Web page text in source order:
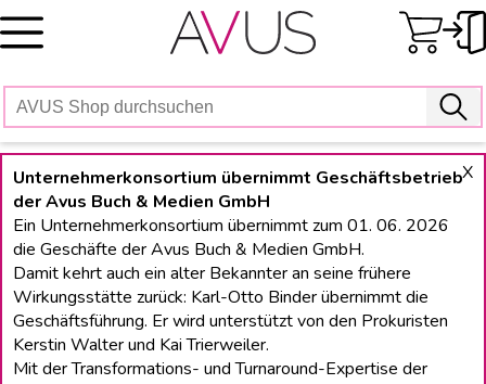
Skip
to
X
Unternehmerkonsortium übernimmt Geschäftsbetrieb
der Avus Buch & Medien GmbH
Ein Unternehmerkonsortium übernimmt zum 01. 06. 2026
die Geschäfte der Avus Buch & Medien GmbH.
Damit kehrt auch ein alter Bekannter an seine frühere
Wirkungsstätte zurück: Karl-Otto Binder übernimmt die
Geschäftsführung. Er wird unterstützt von den Prokuristen
Kerstin Walter und Kai Trierweiler.
Mit der Transformations- und Turnaround-Expertise der